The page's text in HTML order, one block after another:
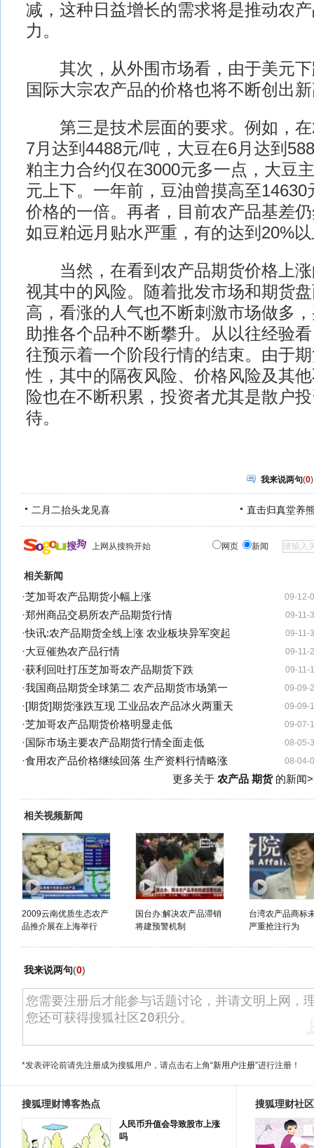
减，这种日益增长的需求将是推动农
力。
其次，从外围市场看，由于美元下
国际大宗农产品的价格也将不断创出
第三是技术层面的要求。例如，在
7月达到4488元/吨，大豆在6月达到
粕主力合约仅在3000元多一点，大豆
元上下。一年前，豆油曾摸高至14630
价格的一倍。再者，目前农产品基差
如豆粕远月贴水严重，有的达到20%
当然，在看到农产品期货价格上涨
视其中的风险。随着批发市场和期货
高，看涨的人气也不断刺激市场做多
助推各个品种不断攀升。从以往经验
往预示着一个阶段行情的结束。由于
性，其中的隔夜风险、价格风险及其
险也在不断积累，投资者尤其是散户
待。
我来说两句(0)
二月二抬头龙见喜 直击归真堂养
上网从搜狗开始 网页 新闻
相关新闻
09-12-
·芝加哥农产品期货小幅上涨
09-11-
·郑州商品交易所农产品期货行情
09-11-
·快讯:农产品期货全线上涨 农业板块异军突起
09-11-
·大豆催热农产品行情
09-11-
·获利回吐打压芝加哥农产品期货下跌
09-09-
·我国商品期货全球第二 农产品期货市场第一
09-09-
·[期货]期货涨跌互现 工业品农产品冰火两重天
09-07-
·芝加哥农产品期货价格明显走低
08-05-
· 国际市场主要农产品期货行情全面走低
08-04-
·食用农产品价格继续回落 生产资料行情略涨
更多关于 农产品 期货的新闻
相关视频新闻
2009云南优质生态农产
品推介展在上海举行
国台办:解决农产品滞销
将建预警机制
台湾农产品商标
严重抢注行为
我来说两句(0)
*发表评论前请先注册成为搜狐用户，请点击右上角“新用户注册”进行注册！
搜狐理财博客热点
人民币升值会导致股市上涨
吗
搜狐理财社